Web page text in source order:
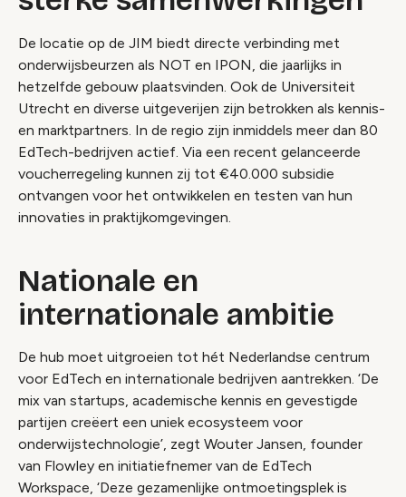
De locatie op de JIM biedt directe verbinding met
onderwijsbeurzen als NOT en IPON, die jaarlijks in
hetzelfde gebouw plaatsvinden. Ook de Universiteit
Utrecht en diverse uitgeverijen zijn betrokken als kennis-
en marktpartners. In de regio zijn inmiddels meer dan 80
EdTech-bedrijven actief. Via een recent gelanceerde
voucherregeling kunnen zij tot €40.000 subsidie
ontvangen voor het ontwikkelen en testen van hun
innovaties in praktijkomgevingen.
Nationale en
internationale ambitie
De hub moet uitgroeien tot hét Nederlandse centrum
voor EdTech en internationale bedrijven aantrekken. ‘De
mix van startups, academische kennis en gevestigde
partijen creëert een uniek ecosysteem voor
onderwijstechnologie’, zegt Wouter Jansen, founder
van Flowley en initiatiefnemer van de EdTech
Workspace, ‘Deze gezamenlijke ontmoetingsplek is